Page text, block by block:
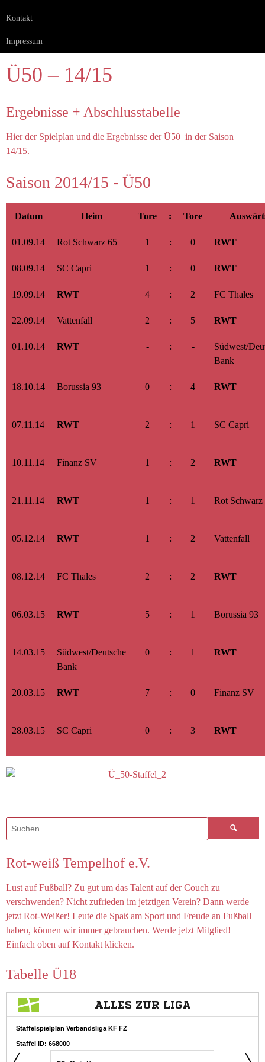
Kontakt
Impressum
Ü50 – 14/15
Ergebnisse + Abschlusstabelle
Hier der Spielplan und die Ergebnisse der Ü50 in der Saison
14/15.
Saison 2014/15 - Ü50
Datum Heim Tore : Tore
01.09.14 Rot Schwarz 65 1 : 0 RWT
08.09.14 SC Capri 1 : 0 RWT
19.09.14 RWT 4 : 2 FC Thales
22.09.14 Vattenfall 2 : 5 RWT
01.10.14 RWT - : -
Südwest/
Bank
18.10.14 Borussia 93 0 : 4 RWT
07.11.14 RWT 2 : 1 SC Capri
10.11.14 Finanz SV 1 : 2 RWT
21.11.14 RWT 1 : 1 Rot Schwarz
05.12.14 RWT 1 : 2 Vattenfall
08.12.14 FC Thales 2 : 2 RWT
06.03.15 RWT 5 : 1 Borussia 93
14.03.15
Südwest/Deutsche
Bank
0 : 1 RWT
20.03.15 RWT 7 : 0 Finanz SV
28.03.15 SC Capri 0 : 3 RWT
Suchen
nach:
Rot-weiß Tempelhof e.V.
Lust auf Fußball? Zu gut um das Talent auf der Couch zu
verschwenden? Nicht zufrieden im jetztigen Verein? Dann werde
jetzt Rot-Weißer! Leute die Spaß am Sport und Freude an Fußball
haben, können wir immer gebrauchen. Werde jetzt Mitglied!
Einfach oben auf Kontakt klicken.
Tabelle Ü18